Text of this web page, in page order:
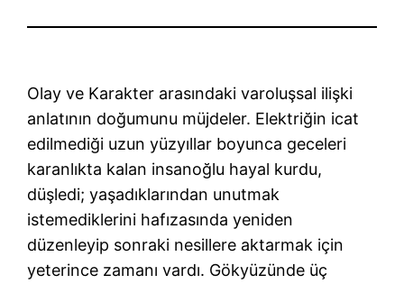
Olay ve Karakter arasındaki varoluşsal ilişki
anlatının doğumunu müjdeler. Elektriğin icat
edilmediği uzun yüzyıllar boyunca geceleri
karanlıkta kalan insanoğlu hayal kurdu,
düşledi; yaşadıklarından unutmak
istemediklerini hafızasında yeniden
düzenleyip sonraki nesillere aktarmak için
yeterince zamanı vardı. Gökyüzünde üç